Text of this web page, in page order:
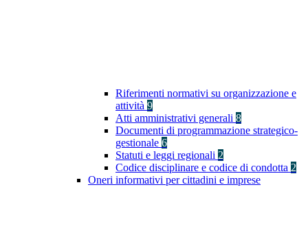
Riferimenti normativi su organizzazione e
attività 9
Atti amministrativi generali 8
Documenti di programmazione strategico-
gestionale 6
Statuti e leggi regionali 2
Codice disciplinare e codice di condotta 2
Oneri informativi per cittadini e imprese